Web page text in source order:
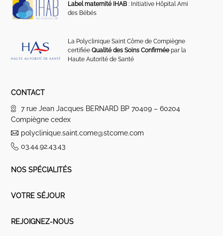
Label maternité IHAB : Initiative Hôpital Ami
des Bébés
La Polyclinique Saint Côme de Compiègne
certifiéeQualité des Soins Confirméepar la
Haute Autorité de Santé
CONTACT
7 rue Jean Jacques BERNARD BP 70409 – 60204
Compiègne cedex
polyclinique.saint.come@stcome.com
03.44.92.43.43
NOS SPÉCIALITÉS
VOTRE SÉJOUR
REJOIGNEZ-NOUS